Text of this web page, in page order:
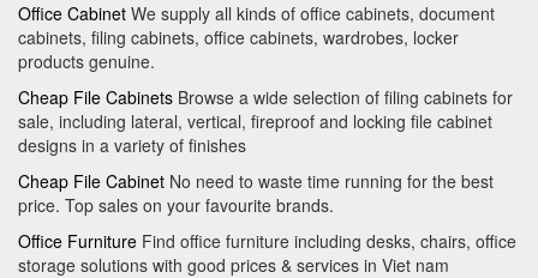
Office Cabinet We supply all kinds of office cabinets, document
cabinets, filing cabinets, office cabinets, wardrobes, locker
products genuine.
Cheap File Cabinets Browse a wide selection of filing cabinets for
sale, including lateral, vertical, fireproof and locking file cabinet
designs in a variety of finishes
Cheap File Cabinet No need to waste time running for the best
price. Top sales on your favourite brands.
Office Furniture Find office furniture including desks, chairs, office
storage solutions with good prices & services in Viet nam